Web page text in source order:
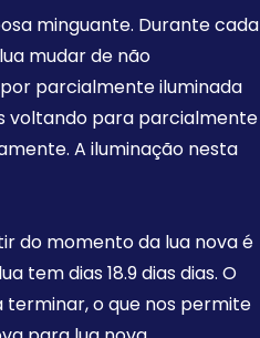
minguante. Durante cada
mudar de não
parcialmente iluminada
voltando para parcialmente
A iluminação nesta
do momento da lua nova é
tem dias 18.9 dias dias. O
terminar, o que nos permite